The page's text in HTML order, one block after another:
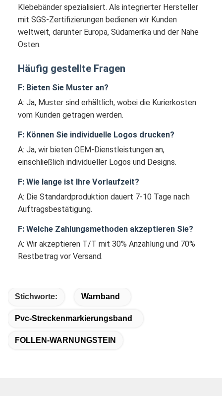
Klebebänder spezialisiert. Als integrierter Hersteller
mit SGS-Zertifizierungen bedienen wir Kunden
weltweit, darunter Europa, Südamerika und der Nahe
Osten.
Häufig gestellte Fragen
F: Bieten Sie Muster an?
A: Ja, Muster sind erhältlich, wobei die Kurierkosten
vom Kunden getragen werden.
F: Können Sie individuelle Logos drucken?
A: Ja, wir bieten OEM-Dienstleistungen an,
einschließlich individueller Logos und Designs.
F: Wie lange ist Ihre Vorlaufzeit?
A: Die Standardproduktion dauert 7-10 Tage nach
Auftragsbestätigung.
F: Welche Zahlungsmethoden akzeptieren Sie?
A: Wir akzeptieren T/T mit 30% Anzahlung und 70%
Restbetrag vor Versand.
Stichworte: Warnband
Pvc-Streckenmarkierungsband
FOLLEN-WARNUNGSTEIN